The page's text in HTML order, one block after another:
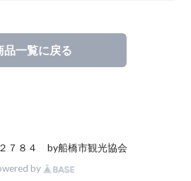
品一覧に戻る
７８４ by船橋市観光協会
by